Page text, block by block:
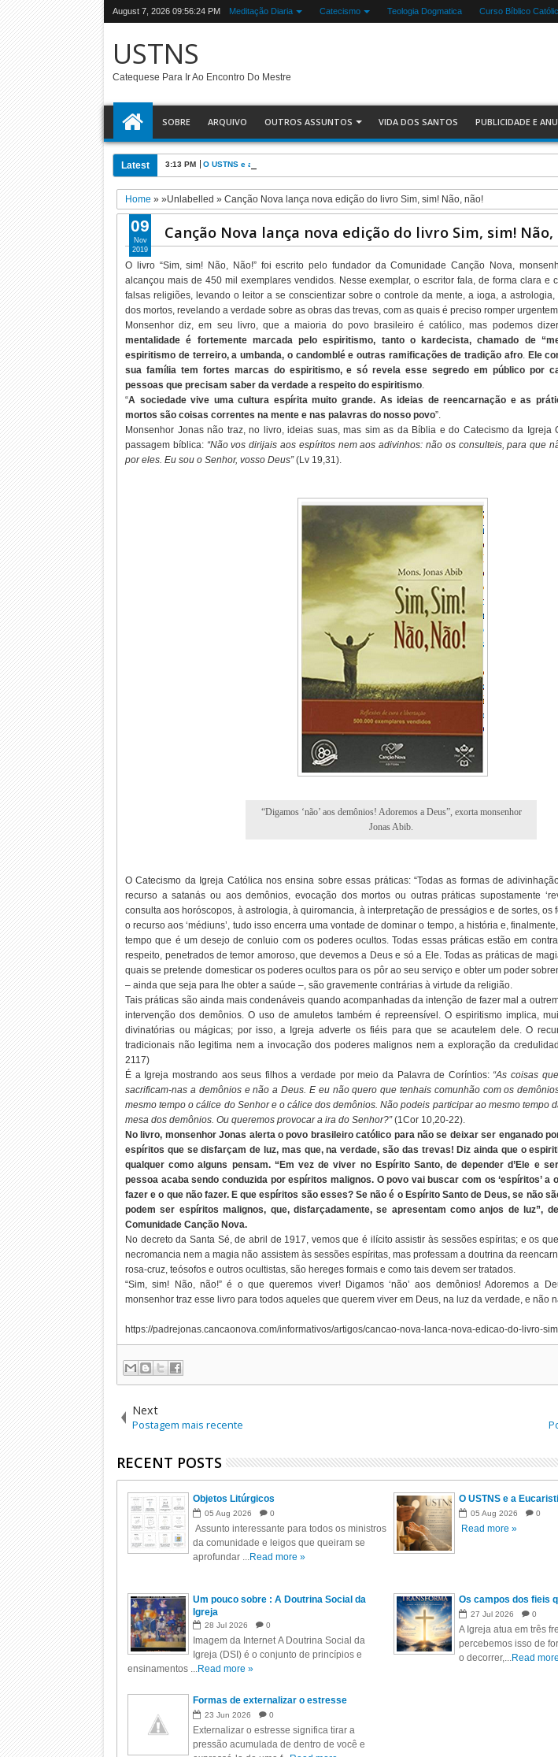
August 7, 2026 09:56:25 PM Meditação Diaria Catecismo Teologia Dogmatica Curso Bíblico
USTNS
Catequese Para Ir Ao Encontro Do Mestre
SOBRE ARQUIVO OUTROS ASSUNTOS VIDA DOS SANTOS PUBLICIDADE E
Latest 3:13 PM O USTNS e a Eucaristia
Home » »Unlabelled »Canção Nova lança nova edição do livro Sim, sim! Não, não!
Canção Nova lança nova edição do livro Sim, sim! Não,
O livro “Sim, sim! Não, Não!” foi escrito pelo fundador da Comunidade Canção Nova,
alcançou mais de 450 mil exemplares vendidos. Nesse exemplar, o escritor fala, de forma clara e
falsas religiões, levando o leitor a se conscientizar sobre o controle da mente, a ioga, a
dos mortos, revelando a verdade sobre as obras das trevas, com as quais é preciso romper
Monsenhor diz, em seu livro, que a maioria do povo brasileiro é católico, mas podemos
mentalidade é fortemente marcada pelo espiritismo, tanto o kardecista, chamado de
espiritismo de terreiro, a umbanda, o candomblé e outras ramificações de tradição afro. Ele
sua família tem fortes marcas do espiritismo, e só revela esse segredo em público por
pessoas que precisam saber da verdade a respeito do espiritismo.
“A sociedade vive uma cultura espírita muito grande. As ideias de reencarnação e as
mortos são coisas correntes na mente e nas palavras do nosso povo”.
Monsenhor Jonas não traz, no livro, ideias suas, mas sim as da Bíblia e do Catecismo da Igreja
passagem bíblica: “Não vos dirijais aos espíritos nem aos adivinhos: não os consulteis, para que
por eles. Eu sou o Senhor, vosso Deus”(Lv 19,31).
“Digamos ‘não’ aos demônios! Adoremos a Deus”, exorta monsenhor
Jonas Abib.
O Catecismo da Igreja Católica nos ensina sobre essas práticas: “Todas as formas de
recurso a satanás ou aos demônios, evocação dos mortos ou outras práticas supostamente
consulta aos horóscopos, à astrologia, à quiromancia, à interpretação de presságios e de sortes, os
o recurso aos ‘médiuns’, tudo isso encerra uma vontade de dominar o tempo, a história e,
tempo que é um desejo de conluio com os poderes ocultos. Todas essas práticas estão em
respeito, penetrados de temor amoroso, que devemos a Deus e só a Ele. Todas as práticas de
quais se pretende domesticar os poderes ocultos para os pôr ao seu serviço e obter um poder
– ainda que seja para lhe obter a saúde –, são gravemente contrárias à virtude da religião.
Tais práticas são ainda mais condenáveis quando acompanhadas da intenção de fazer mal a
intervenção dos demônios. O uso de amuletos também é repreensível. O espiritismo implica,
divinatórias ou mágicas; por isso, a Igreja adverte os fiéis para que se acautelem dele. O
tradicionais não legitima nem a invocação dos poderes malignos nem a exploração da
2117)
É a Igreja mostrando aos seus filhos a verdade por meio da Palavra de Coríntios: “As coisas
sacrificam-nas a demônios e não a Deus. E eu não quero que tenhais comunhão com os
mesmo tempo o cálice do Senhor e o cálice dos demônios. Não podeis participar ao mesmo tempo
mesa dos demônios. Ou queremos provocar a ira do Senhor?”(1Cor 10,20-22).
No livro, monsenhor Jonas alerta o povo brasileiro católico para não se deixar ser enganado
espíritos que se disfarçam de luz, mas que, na verdade, são das trevas! Diz ainda que o
qualquer como alguns pensam. “Em vez de viver no Espírito Santo, de depender d’Ele e
pessoa acaba sendo conduzida por espíritos malignos. O povo vai buscar com os ‘espíritos’ a
fazer e o que não fazer. E que espíritos são esses? Se não é o Espírito Santo de Deus, se não
podem ser espíritos malignos, que, disfarçadamente, se apresentam como anjos de luz”,
Comunidade Canção Nova.
No decreto da Santa Sé, de abril de 1917, vemos que é ilícito assistir às sessões espíritas; e os
necromancia nem a magia não assistem às sessões espíritas, mas professam a doutrina da
rosa-cruz, teósofos e outros ocultistas, são hereges formais e como tais devem ser tratados.
“Sim, sim! Não, não!” é o que queremos viver! Digamos ‘não’ aos demônios! Adoremos a
monsenhor traz esse livro para todos aqueles que querem viver em Deus, na luz da verdade, e não
https://padrejonas.cancaonova.com/informativos/artigos/cancao-nova-lanca-nova-edicao-do-livro-
09
Nov
2019
Next
Postagem mais recente
RECENT POSTS
Objetos Litúrgicos
05 Aug 2026 0
Assunto interessante para todos os ministros
da comunidade e leigos que queiram se
aprofundar ...Read more »
O USTNS e a
05 Aug 2026 0
Read more »
Um pouco sobre : A Doutrina Social da
Igreja
28 Jul 2026 0
Imagem da Internet A Doutrina Social da
Igreja (DSI) é o conjunto de princípios e
ensinamentos ...Read more »
Os campos dos fieis
27 Jul 2026 0
A Igreja atua em três
percebemos isso de
o decorrer,...Read
Formas de externalizar o estresse
23 Jun 2026 0
Externalizar o estresse significa tirar a
pressão acumulada de dentro de você e